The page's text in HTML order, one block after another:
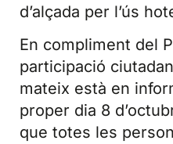
d’alçada per l’ús
En compliment del
participació
mateix està en
proper dia 8
que totes les